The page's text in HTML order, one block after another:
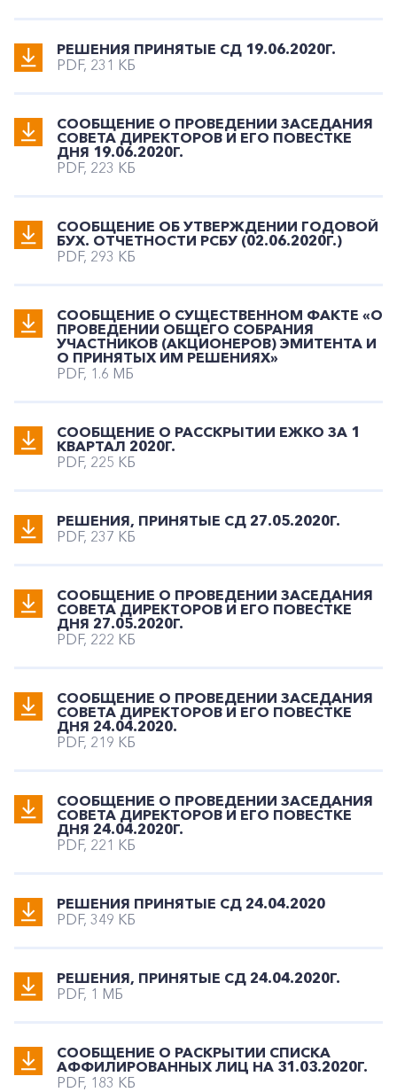
Заказать обратный звонок
Частным клиентам
РЕШЕНИЯ ПРИНЯТЫЕ СД 19.06.2020Г.
PDF, 231 КБ
СООБЩЕНИЕ О ПРОВЕДЕНИИ ЗАСЕДАНИЯ
СОВЕТА ДИРЕКТОРОВ И ЕГО ПОВЕСТКЕ
ДНЯ 19.06.2020Г.
PDF, 223 КБ
СООБЩЕНИЕ ОБ УТВЕРЖДЕНИИ ГОДОВОЙ
БУХ. ОТЧЕТНОСТИ РСБУ (02.06.2020Г.)
PDF, 293 КБ
СООБЩЕНИЕ О СУЩЕСТВЕННОМ ФАКТЕ «О
ПРОВЕДЕНИИ ОБЩЕГО СОБРАНИЯ
УЧАСТНИКОВ (АКЦИОНЕРОВ) ЭМИТЕНТА И
О ПРИНЯТЫХ ИМ РЕШЕНИЯХ»
PDF, 1.6 МБ
СООБЩЕНИЕ О РАССКРЫТИИ ЕЖКО ЗА 1
КВАРТАЛ 2020Г.
PDF, 225 КБ
РЕШЕНИЯ, ПРИНЯТЫЕ СД 27.05.2020Г.
PDF, 237 КБ
СООБЩЕНИЕ О ПРОВЕДЕНИИ ЗАСЕДАНИЯ
СОВЕТА ДИРЕКТОРОВ И ЕГО ПОВЕСТКЕ
ДНЯ 27.05.2020Г.
PDF, 222 КБ
СООБЩЕНИЕ О ПРОВЕДЕНИИ ЗАСЕДАНИЯ
СОВЕТА ДИРЕКТОРОВ И ЕГО ПОВЕСТКЕ
ДНЯ 24.04.2020.
PDF, 219 КБ
СООБЩЕНИЕ О ПРОВЕДЕНИИ ЗАСЕДАНИЯ
СОВЕТА ДИРЕКТОРОВ И ЕГО ПОВЕСТКЕ
ДНЯ 24.04.2020Г.
PDF, 221 КБ
РЕШЕНИЯ ПРИНЯТЫЕ СД 24.04.2020
PDF, 349 КБ
РЕШЕНИЯ, ПРИНЯТЫЕ СД 24.04.2020Г.
PDF, 1 МБ
CООБЩЕНИЕ О РАСКРЫТИИ СПИСКА
АФФИЛИРОВАННЫХ ЛИЦ НА 31.03.2020Г.
PDF, 183 КБ